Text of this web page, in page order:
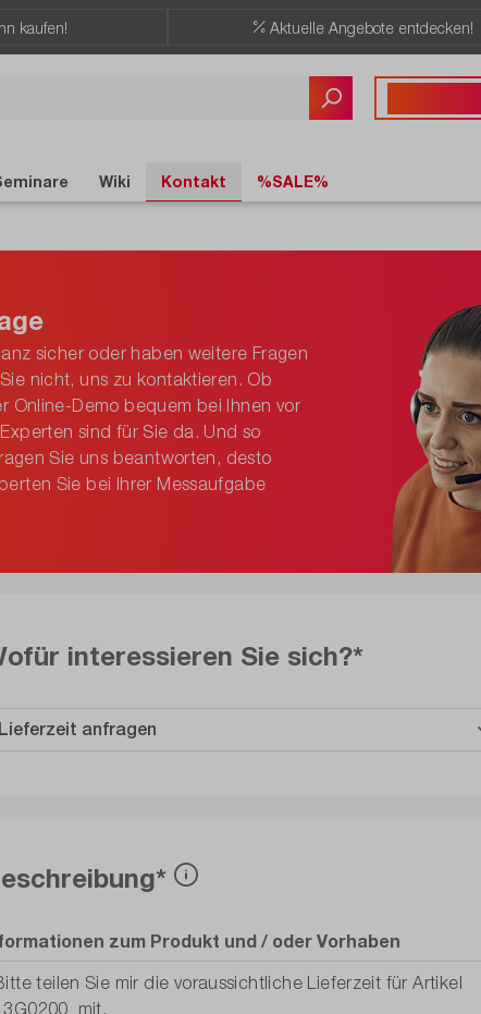
kaufen! Aktuelle Angebote entdecken!
Wiki Kontakt %SALE%
sicher oder haben weitere Fragen
nicht, uns zu kontaktieren. Ob
Online-Demo bequem bei Ihnen vor
sind für Sie da. Und so
Sie uns beantworten, desto
Sie bei Ihrer Messaufgabe
interessieren Sie sich?*
zum Produkt und / oder Vorhaben